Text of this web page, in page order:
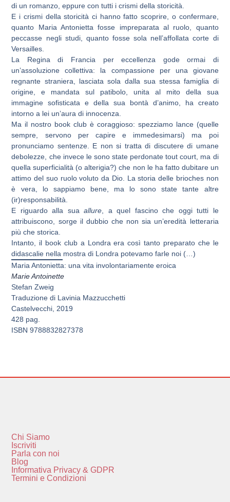
di un romanzo, eppure con tutti i crismi della storicità.
E i crismi della storicità ci hanno fatto scoprire, o confermare,
quanto Maria Antonietta fosse impreparata al ruolo, quanto
peccasse negli studi, quanto fosse sola nell’affollata corte di
Versailles.
La Regina di Francia per eccellenza gode ormai di
un’assoluzione collettiva: la compassione per una giovane
regnante straniera, lasciata sola dalla sua stessa famiglia di
origine, e mandata sul patibolo, unita al mito della sua
immagine sofisticata e della sua bontà d’animo, ha creato
intorno a lei un’aura di innocenza.
Ma il nostro book club è coraggioso: spezziamo lance (quelle
sempre, servono per capire e immedesimarsi) ma poi
pronunciamo sentenze. E non si tratta di discutere di umane
debolezze, che invece le sono state perdonate tout court, ma di
quella superficialità (o alterigia?) che non le ha fatto dubitare un
attimo del suo ruolo voluto da Dio. La storia delle brioches non
è vera, lo sappiamo bene, ma lo sono state tante altre
(ir)responsabilità.
E riguardo alla suaallure , a quel fascino che oggi tutti le
attribuiscono, sorge il dubbio che non sia un’eredità letteraria
più che storica.
Intanto, il book club a Londra era così tanto preparato che le
didascalie nella mostra di Londra potevamo farle noi (…)
Maria Antonietta: una vita involontariamente eroica
Marie Antoinette
Stefan Zweig
Traduzione di Lavinia Mazzucchetti
Castelvecchi, 2019
428 pag.
ISBN 9788832827378
Chi Siamo
Iscriviti
Parla con noi
Blog
Informativa Privacy & GDPR
Termini e Condizioni